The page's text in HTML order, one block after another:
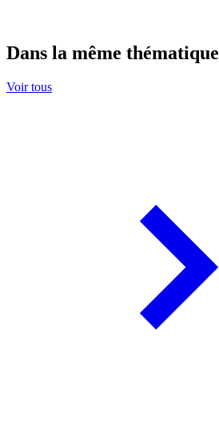
Dans la même thématique
Voir tous